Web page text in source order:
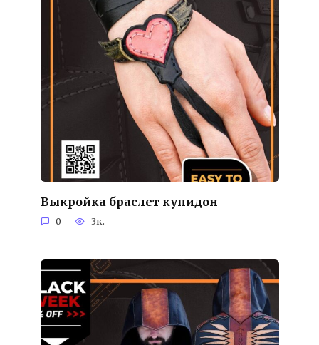
Выкройка браслет купидон
0 3к.